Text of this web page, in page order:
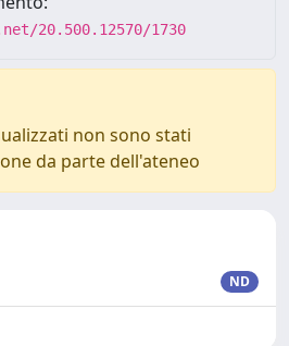
20.500.12570/1730
non sono stati
da parte dell'ateneo
ND